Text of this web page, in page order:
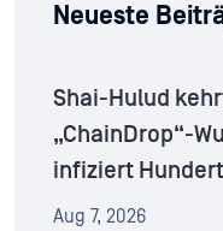
Neueste
Shai-Hulud
„ChainDrop“-
infiziert
Aug 7, 2026